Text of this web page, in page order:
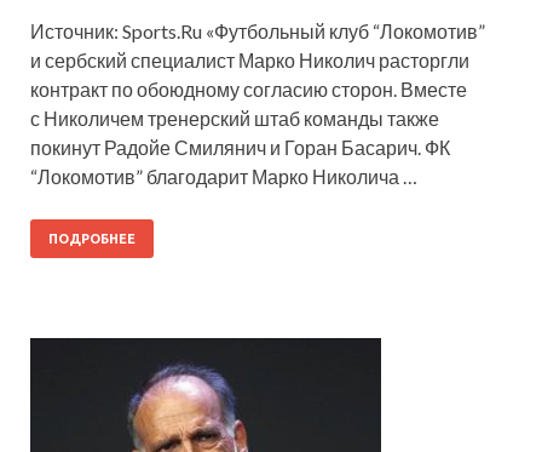
Источник: Sports.Ru «Футбольный клуб “Локомотив”
и сербский специалист Марко Николич расторгли
контракт по обоюдному согласию сторон. Вместе
с Николичем тренерский штаб команды также
покинут Радойе Смилянич и Горан Басарич. ФК
“Локомотив” благодарит Марко Николича …
ПОДРОБНЕЕ